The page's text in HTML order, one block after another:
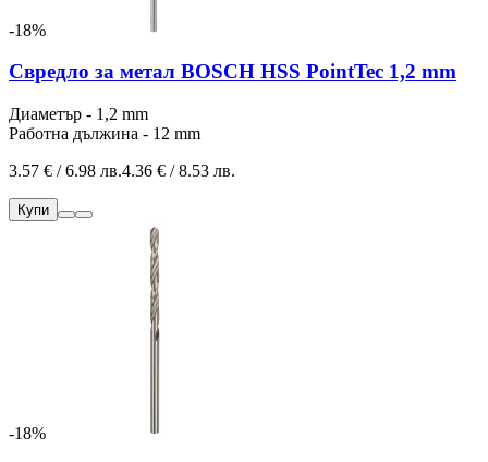
-18%
Свредло за метал BOSCH HSS PointTec 1,2 mm
Диаметър - 1,2 mm
Работна дължина - 12 mm
3.57 € / 6.98 лв.4.36 € / 8.53 лв.
Купи
-18%